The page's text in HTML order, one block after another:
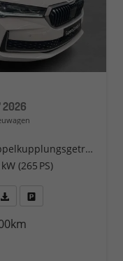
2026
Doppelkupplungsgetriebe (DSG)
(265 PS)
PDF-Datei, Fahrzeugexposé